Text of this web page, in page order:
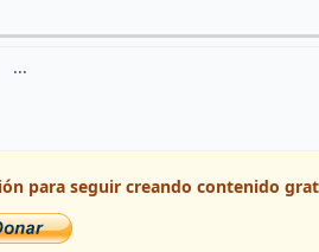
...
para seguir creando contenido